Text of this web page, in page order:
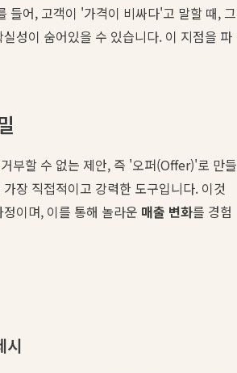
들어, 고객이 '가격이 비싸다'고 말할 때, 그
성이 숨어있을 수 있습니다. 이 지점을 파
부할 수 없는 제안, 즉 '오퍼(Offer)'로 만들
장 직접적이고 강력한 도구입니다. 이것
이며, 이를 통해 놀라운 매출 변화를 경험
시